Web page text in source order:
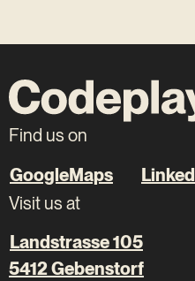
Find us on
GoogleMaps
Visit us at
Landstrasse 105
5412 Gebenstorf